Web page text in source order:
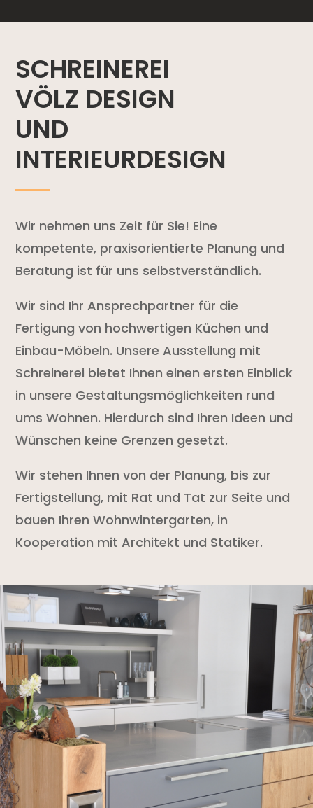
SCHREINEREI
VÖLZ DESIGN
UND
INTERIEURDESIGN
Wir nehmen uns Zeit für Sie! Eine
kompetente, praxisorientierte Planung und
Beratung ist für uns selbstverständlich.
Wir sind Ihr Ansprechpartner für die
Fertigung von hochwertigen Küchen und
Einbau-Möbeln. Unsere Ausstellung mit
Schreinerei bietet Ihnen einen ersten Einblick
in unsere Gestaltungsmöglichkeiten rund
ums Wohnen. Hierdurch sind Ihren Ideen und
Wünschen keine Grenzen gesetzt.
Wir stehen Ihnen von der Planung, bis zur
Fertigstellung, mit Rat und Tat zur Seite und
bauen Ihren Wohnwintergarten, in
Kooperation mit Architekt und Statiker.